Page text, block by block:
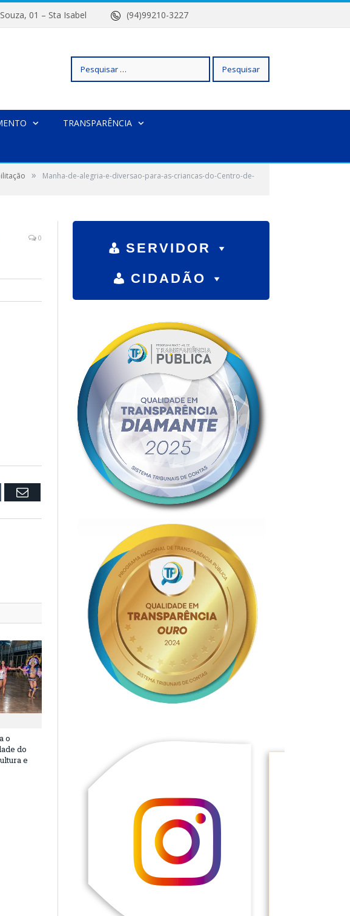
Souza, 01 – Sta Isabel (94)99210-3227
Pesquisar
TRANSPARÊNCIA
» Manha-de-alegria-e-diversao-para-as-criancas-do-Centro-de-
0
Email
o
do
e
SERVIDOR
CIDADÃO